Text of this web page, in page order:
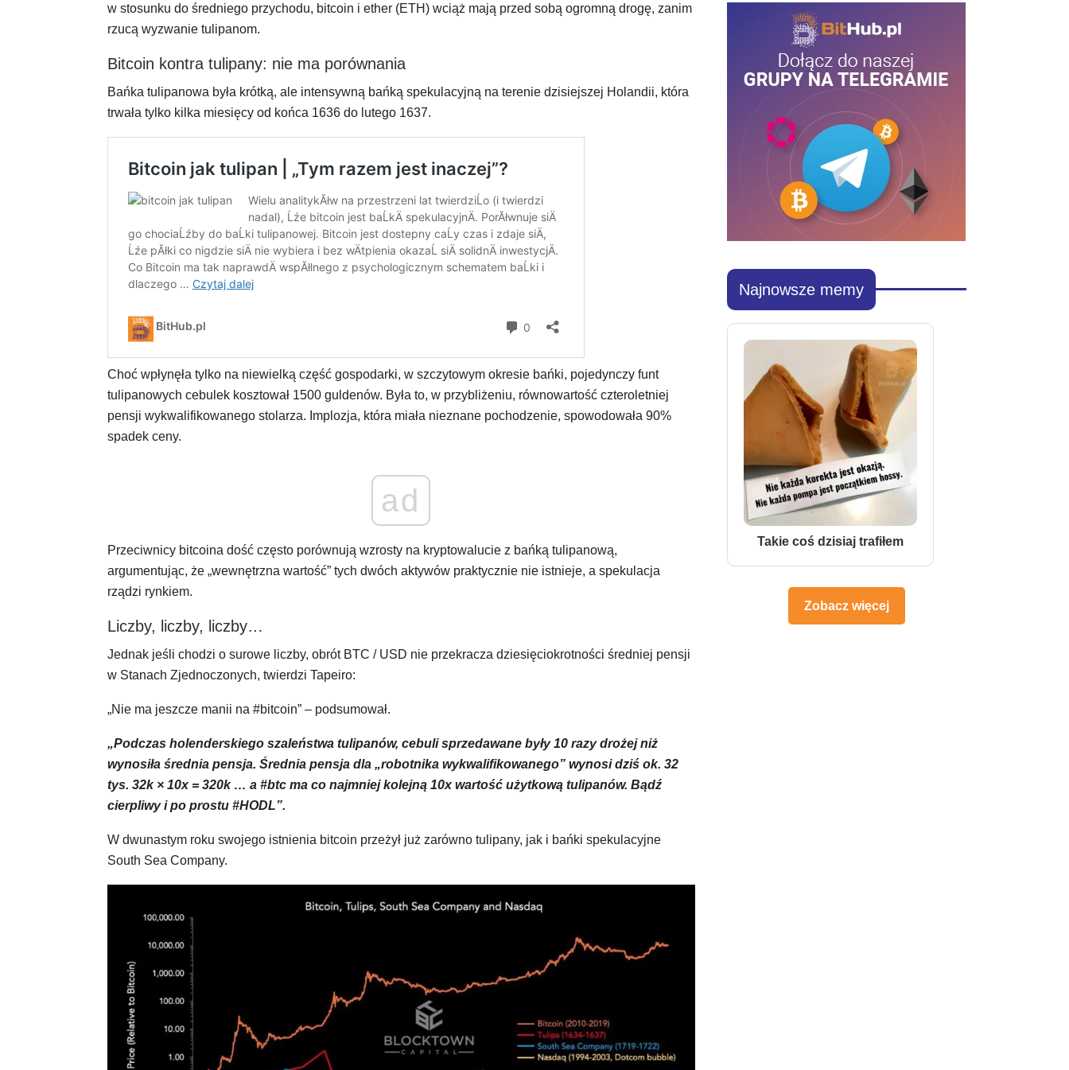
w stosunku do średniego przychodu, bitcoin i ether (ETH) wciąż mają przed sobą ogromną drogę, zanim
rzucą wyzwanie tulipanom.
Bitcoin kontra tulipany: nie ma porównania
Bańka tulipanowa była krótką, ale intensywną bańką spekulacyjną na terenie dzisiejszej Holandii, która
trwała tylko kilka miesięcy od końca 1636 do lutego 1637.
Choć wpłynęła tylko na niewielką część gospodarki, w szczytowym okresie bańki, pojedynczy funt
tulipanowych cebulek kosztował 1500 guldenów. Była to, w przybliżeniu, równowartość czteroletniej
pensji wykwalifikowanego stolarza. Implozja, która miała nieznane pochodzenie, spowodowała 90%
spadek ceny.
ad
Przeciwnicy bitcoina dość często porównują wzrosty na kryptowalucie z bańką tulipanową,
argumentując, że „wewnętrzna wartość” tych dwóch aktywów praktycznie nie istnieje, a spekulacja
rządzi rynkiem.
Liczby, liczby, liczby…
Jednak jeśli chodzi o surowe liczby, obrót BTC / USD nie przekracza dziesięciokrotności średniej pensji
w Stanach Zjednoczonych, twierdzi Tapeiro:
„Nie ma jeszcze manii na #bitcoin” – podsumował.
„Podczas holenderskiego szaleństwa tulipanów, cebuli sprzedawane były 10 razy drożej niż
wynosiła średnia pensja. Średnia pensja dla „robotnika wykwalifikowanego” wynosi dziś ok. 32
tys. 32k × 10x = 320k … a #btc ma co najmniej kolejną 10x wartość użytkową tulipanów. Bądź
cierpliwy i po prostu #HODL”.
W dwunastym roku swojego istnienia bitcoin przeżył już zarówno tulipany, jak i bańki spekulacyjne
South Sea Company.
Najnowsze memy
Takie coś dzisiaj trafiłem
Zobacz więcej